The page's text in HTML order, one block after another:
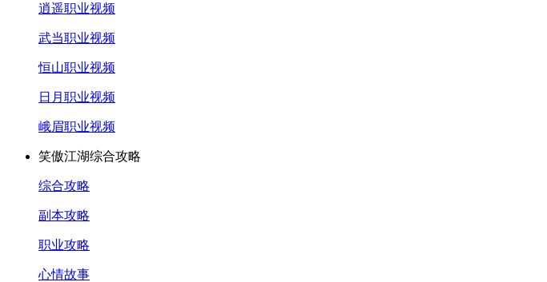
逍遥职业视频
武当职业视频
恒山职业视频
日月职业视频
峨眉职业视频
笑傲江湖综合攻略
综合攻略
副本攻略
职业攻略
心情故事